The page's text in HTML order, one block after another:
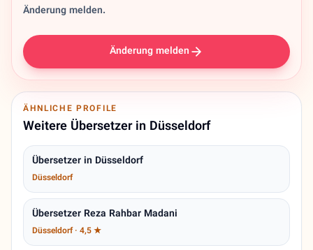
Änderung melden.
Änderung melden
ÄHNLICHE PROFILE
Weitere Übersetzer in Düsseldorf
Übersetzer in Düsseldorf
Düsseldorf
Übersetzer Reza Rahbar Madani
Düsseldorf · 4,5 ★